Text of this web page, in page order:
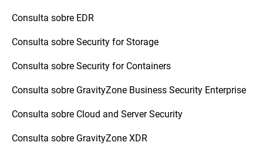
Consulta sobre EDR
Consulta sobre Security for Storage
Consulta sobre Security for Containers
Consulta sobre GravityZone Business Security Enterprise
Consulta sobre Cloud and Server Security
Consulta sobre GravityZone XDR